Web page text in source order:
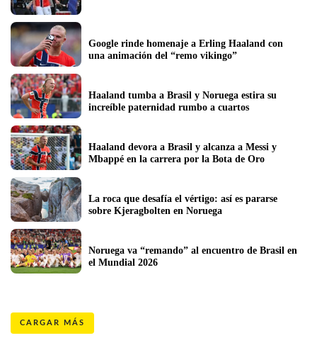
Google rinde homenaje a Erling Haaland con
una animación del “remo vikingo”
Haaland tumba a Brasil y Noruega estira su
Haaland devora a Brasil y alcanza a Messi y
La roca que desafía el vértigo: así es pararse
sobre Kjeragbolten en Noruega
Noruega va “remando” al encuentro de Brasil en
el Mundial 2026
CARGAR MÁS